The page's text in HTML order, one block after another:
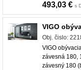
493,03 € s
VIGO
Obj. čislo:
VIGO
závesná 180,
závesný 180